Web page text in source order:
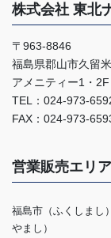
株式会社 東北
〒963-8846
福島県郡山市久留
アメニティー1・2F
TEL：024-973-
FAX：024-973-
営業販売エリア
福島市（ふくしまし
やまし）